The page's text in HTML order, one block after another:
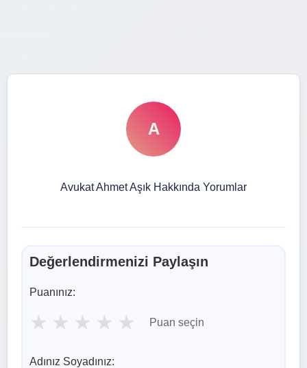
A
Avukat Ahmet Aşık Hakkında Yorumlar
Değerlendirmenizi Paylaşın
Puanınız:
★ ★ ★ ★ ★ Puan seçin
Adınız Soyadınız: